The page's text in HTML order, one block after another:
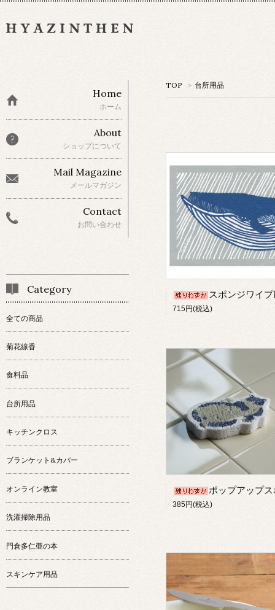
TOP > 台所用品
スポンジワイプMサイズ/く
715円(税込)
ポップアップスポンジ/ね
385円(税込)
Home
ホーム
About
ショップについて
Mail Magazine
メールマガジン
Contact
お問い合わせ
Category
全ての商品
菊花線香
食料品
台所用品
キッチンクロス
ブランケット&カバー
オンライン教室
洗濯掃除用品
門倉多仁亜の本
スキンケア用品